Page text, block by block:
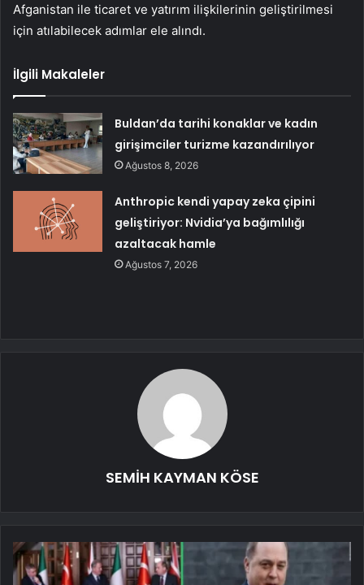
Afganistan ile ticaret ve yatırım ilişkilerinin geliştirilmesi
için atılabilecek adımlar ele alındı.
İlgili Makaleler
Buldan’da tarihi konaklar ve kadın
girişimciler turizme kazandırılıyor
Ağustos 8, 2026
Anthropic kendi yapay zeka çipini
geliştiriyor: Nvidia’ya bağımlılığı
azaltacak hamle
Ağustos 7, 2026
SEMİH KAYMAN KÖSE